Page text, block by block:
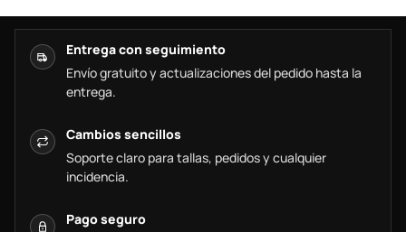
Entrega con seguimiento
Envío gratuito y actualizaciones del pedido hasta la
entrega.
Cambios sencillos
Soporte claro para tallas, pedidos y cualquier
incidencia.
Pago seguro